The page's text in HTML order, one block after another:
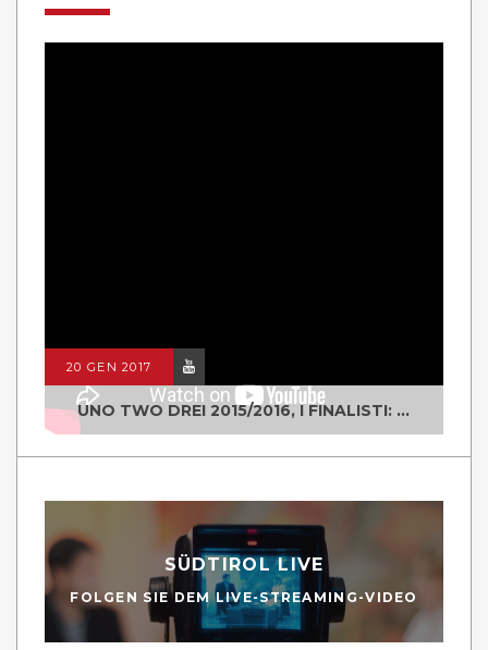
20 GEN 2017
UNO TWO DREI 2015/2016, I FINALISTI: CLASSE IV ALS ISTITUTO "DEGASPERI" BORGO VALSUGANA
SÜDTIROL LIVE
FOLGEN SIE DEM LIVE-STREAMING-VIDEO